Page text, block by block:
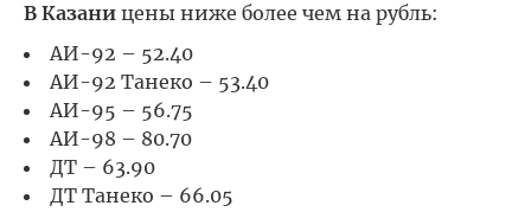
В Казани цены ниже более чем на рубль:
АИ-92 – 52.40
АИ-92 Танеко – 53.40
АИ-95 – 56.75
АИ-98 – 80.70
ДТ – 63.90
ДТ Танеко – 66.05